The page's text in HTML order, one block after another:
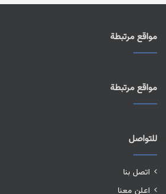
مواقع مرتبطة
مواقع مرتبطة
للتواصل
اتصل بنا
اعلن معنا